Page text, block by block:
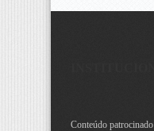
Conteúdo patrocinado